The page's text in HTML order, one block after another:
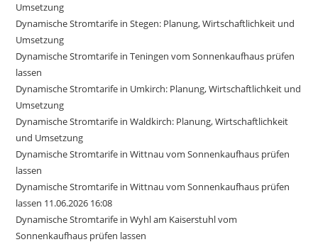
Umsetzung
Dynamische Stromtarife in Stegen: Planung, Wirtschaftlichkeit und
Umsetzung
Dynamische Stromtarife in Teningen vom Sonnenkaufhaus prüfen
lassen
Dynamische Stromtarife in Umkirch: Planung, Wirtschaftlichkeit und
Umsetzung
Dynamische Stromtarife in Waldkirch: Planung, Wirtschaftlichkeit
und Umsetzung
Dynamische Stromtarife in Wittnau vom Sonnenkaufhaus prüfen
lassen
Dynamische Stromtarife in Wittnau vom Sonnenkaufhaus prüfen
lassen 11.06.2026 16:08
Dynamische Stromtarife in Wyhl am Kaiserstuhl vom
Sonnenkaufhaus prüfen lassen